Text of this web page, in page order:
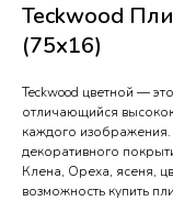
Teckwood
(75х16)
Teckwood цветной —
отличающийся
каждого
декоративного
Клена, Ореха, ясеня,
возможность купить